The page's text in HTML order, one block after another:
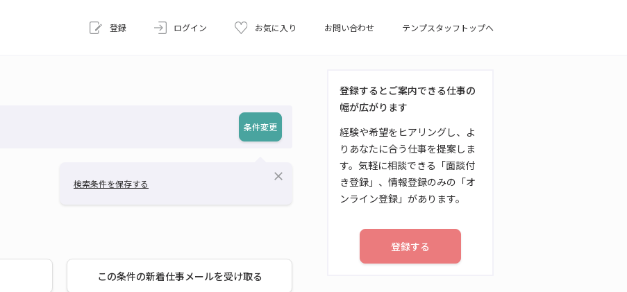
登録 ログイン お気に入り お問い合わせ テンプスタッフトップへ
条件変更
検索条件を保存する
close
この条件の新着仕事メールを受け取る
登録するとご案内できる仕事の
幅が広がります
経験や希望をヒアリングし、よ
りあなたに合う仕事を提案しま
す。気軽に相談できる「面談付
き登録」、情報登録のみの「オ
ンライン登録」があります。
登録する